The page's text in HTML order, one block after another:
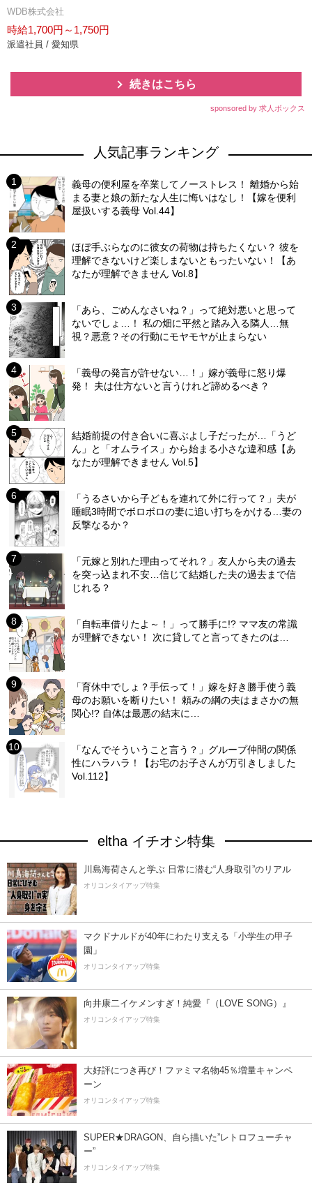
WDB株式会社
時給1,700円～1,750円
派遣社員 / 愛知県
続きはこちら
sponsored by 求人ボックス
人気記事ランキング
義母の便利屋を卒業してノーストレス！ 離婚から始
まる妻と娘の新たな人生に悔いはなし！【嫁を便利
屋扱いする義母 Vol.44】
ほぼ手ぶらなのに彼女の荷物は持ちたくない？ 彼を
理解できないけど楽しまないともったいない！【あ
なたが理解できません Vol.8】
「あら、ごめんなさいね？」って絶対悪いと思って
ないでしょ…！ 私の畑に平然と踏み入る隣人…無
視？悪意？その行動にモヤモヤが止まらない
「義母の発言が許せない…！」嫁が義母に怒り爆
発！ 夫は仕方ないと言うけれど諦めるべき？
結婚前提の付き合いに喜ぶよし子だったが…「うど
ん」と「オムライス」から始まる小さな違和感【あ
なたが理解できません Vol.5】
「うるさいから子どもを連れて外に行って？」夫が
睡眠3時間でボロボロの妻に追い打ちをかける…妻の
反撃なるか？
「元嫁と別れた理由ってそれ？」友人から夫の過去
を突っ込まれ不安…信じて結婚した夫の過去まで信
じれる？
「自転車借りたよ～！」って勝手に!? ママ友の常識
が理解できない！ 次に貸してと言ってきたのは…
「育休中でしょ？手伝って！」嫁を好き勝手使う義
母のお願いを断りたい！ 頼みの綱の夫はまさかの無
関心!? 自体は最悪の結末に…
「なんでそういうこと言う？」グループ仲間の関係
性にハラハラ！【お宅のお子さんが万引きしました
Vol.112】
eltha イチオシ特集
川島海荷さんと学ぶ 日常に潜む“人身取引”のリアル
オリコンタイアップ特集
マクドナルドが40年にわたり支える「小学生の甲子
園」
オリコンタイアップ特集
向井康二イケメンすぎ！純愛『（LOVE SONG）』
オリコンタイアップ特集
大好評につき再び！ファミマ名物45％増量キャンペ
ーン
オリコンタイアップ特集
SUPER★DRAGON、自ら描いた”レトロフューチャ
ー”
オリコンタイアップ特集